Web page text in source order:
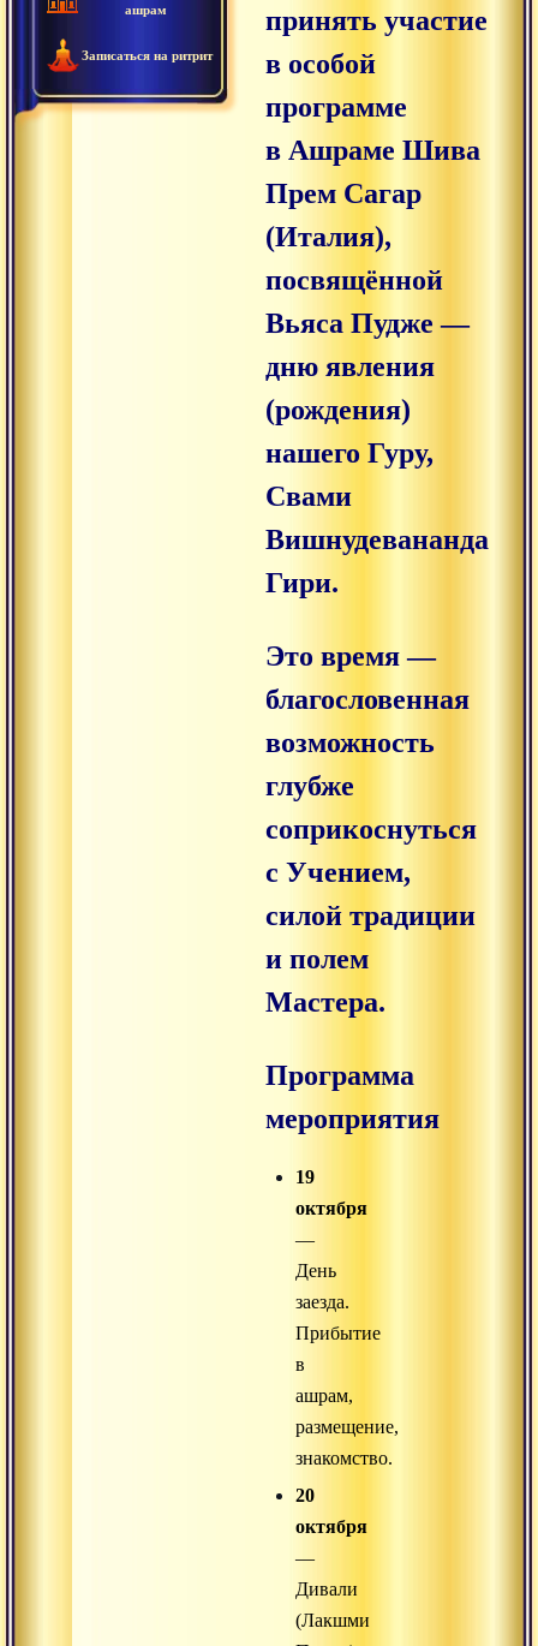
ашрам
Записаться на ритрит
принять участие
в особой
программе
в Ашраме Шива
Прем Сагар
(Италия),
посвящённой
Вьяса Пудже —
дню явления
(рождения)
нашего Гуру,
Свами
Вишнудевананда
Гири.
Это время —
благословенная
возможность
глубже
соприкоснуться
с Учением,
силой традиции
и полем
Мастера.
Программа
мероприятия
19
октября
—
День
заезда.
Прибытие
в
ашрам,
размещение,
знакомство.
20
октября
—
Дивали
(Лакшми